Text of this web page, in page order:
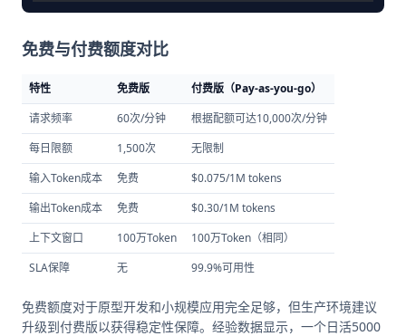
免费与付费额度对比
特性 免费版
付费版（Pay-as-you-go）
请求频率
60次/分钟
根据配额可达10,000次/分钟
每日限额
1,500次
无限制
输入Token成本
免费
$0.075/1M tokens
输出Token成本
免费
$0.30/1M tokens
上下文窗口
100万Token
100万Token（相同）
SLA保障
无 99.9%可用性
免费额度对于原型开发和小规模应用完全足够，但生产环境建议
升级到付费版以获得稳定性保障。经验数据显示，一个日活5000